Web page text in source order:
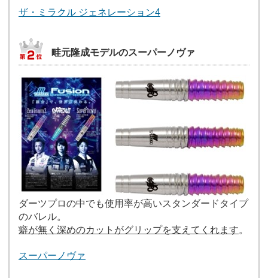
ザ・ミラクル ジェネレーション4
畦元隆成モデルのスーパーノヴァ
ダーツプロの中でも使用率が高いスタンダードタイプ
のバレル。
癖が無く深めのカットがグリップを支えてくれます。
スーパーノヴァ